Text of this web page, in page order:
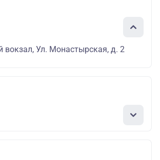
вокзал, Ул. Монастырская, д. 2